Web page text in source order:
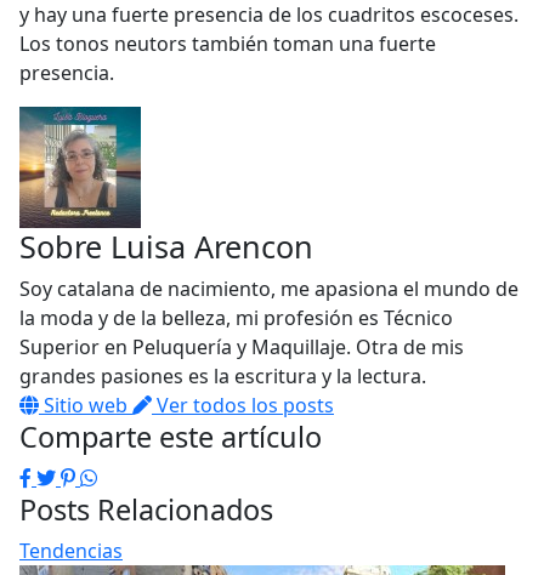
y hay una fuerte presencia de los cuadritos escoceses.
Los tonos neutors también toman una fuerte
presencia.
Sobre Luisa Arencon
Soy catalana de nacimiento, me apasiona el mundo de
la moda y de la belleza, mi profesión es Técnico
Superior en Peluquería y Maquillaje. Otra de mis
grandes pasiones es la escritura y la lectura.
Sitio web
Ver todos los posts
Comparte este artículo
Facebook
Twitter
Pinterest
WhatsApp
Posts Relacionados
Tendencias